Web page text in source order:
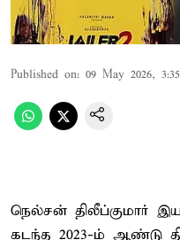
Published on: 09 May 2026,
நெல்சன் திலீப்குமார்
கடந்த 2023-ம் ஆண்டு